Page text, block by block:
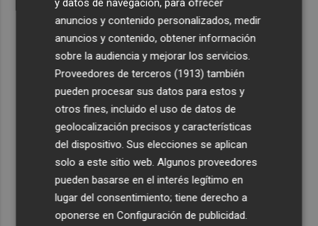
y datos de navegación, para ofrecer
anuncios y contenido personalizados, medir
anuncios y contenido, obtener información
sobre la audiencia y mejorar los servicios.
Proveedores de terceros (1913) también
pueden procesar sus datos para estos y
otros fines, incluido el uso de datos de
geolocalización precisos y características
del dispositivo. Sus elecciones se aplican
solo a este sitio web. Algunos proveedores
pueden basarse en el interés legítimo en
lugar del consentimiento; tiene derecho a
oponerse enConfiguración de publicidad.